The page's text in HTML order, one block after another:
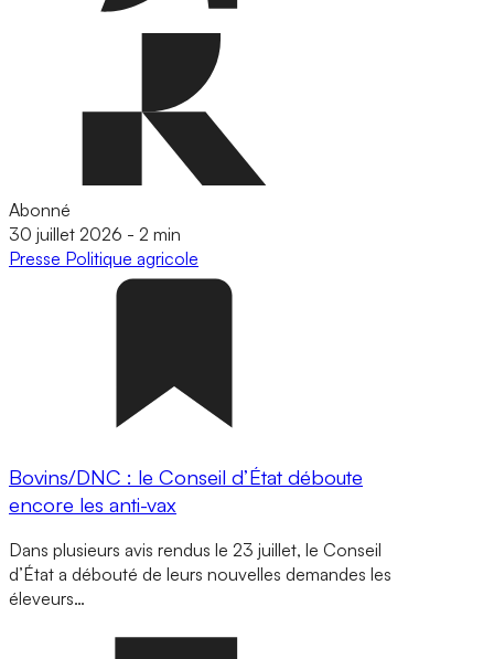
Abonné
30 juillet 2026 - 2 min
Presse Politique agricole
Bovins/DNC : le Conseil d’État déboute
encore les anti-vax
Dans plusieurs avis rendus le 23 juillet, le Conseil
d’État a débouté de leurs nouvelles demandes les
éleveurs…